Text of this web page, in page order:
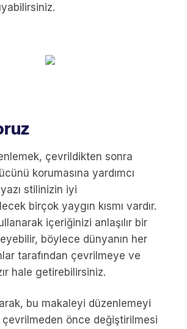
çevrildikten sonra
korumasına yardımcı
stilinizin iyi
birçok yaygın kısmı vardır.
içeriğinizi anlaşılır bir
böylece dünyanın her
tarafından çevrilmeye ve
hale getirebilirsiniz.
bu makaleyi düzenlemeyi
önce değiştirilmesi